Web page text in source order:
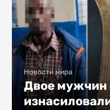
Новости мира
Двое мужчин